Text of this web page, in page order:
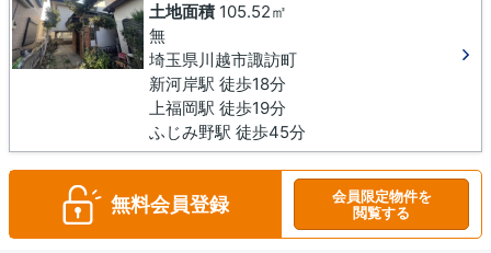
土地面積105.52㎡
無
埼玉県川越市諏訪町
新河岸駅 徒歩18分
上福岡駅 徒歩19分
ふじみ野駅 徒歩45分
無料会員登録
会員限定物件を
閲覧する